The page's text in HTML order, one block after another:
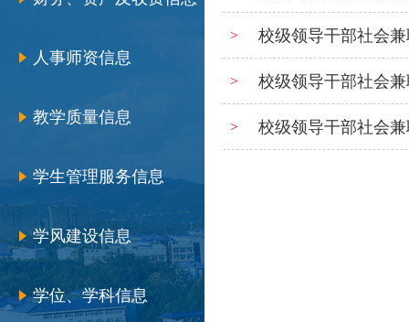
人事师资信息
教学质量信息
学生管理服务信息
学风建设信息
学位、学科信息
> 校级领导干部社会
> 校级领导干部社会
> 校级领导干部社会